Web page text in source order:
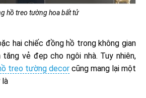
hồ treo tường hoa bất tử
hai chiếc đồng hồ trong không gian
vẻ đẹp cho ngôi nhà. Tuy nhiên,
treo tường decor cũng mang lại một
là